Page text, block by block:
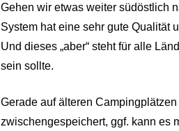
Gehen wir etwas weiter südöstlich
System hat eine sehr gute Qualität
Und dieses „aber“ steht für alle
sein sollte.
Gerade auf älteren
zwischengespeichert, ggf. kann es